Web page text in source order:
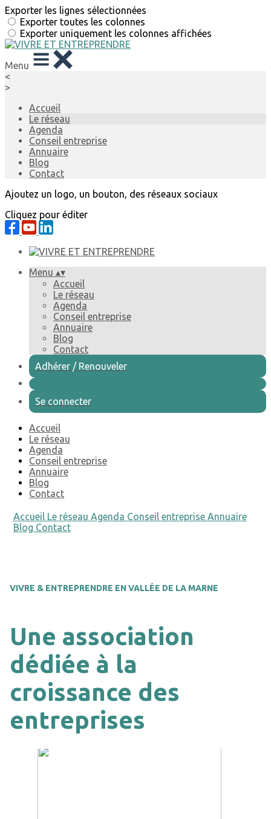
Exporter les lignes sélectionnées
Exporter toutes les colonnes
Exporter uniquement les colonnes affichées
Menu
<
>
Accueil
Le réseau
Agenda
Conseil entreprise
Annuaire
Blog
Contact
Ajoutez un logo, un bouton, des réseaux sociaux
Cliquez pour éditer
Menu ▴▾
Accueil
Le réseau
Agenda
Conseil entreprise
Annuaire
Blog
Contact
Adhérer / Renouveler
Se connecter
Accueil
Le réseau
Agenda
Conseil entreprise
Annuaire
Blog
Contact
Accueil Le réseau Agenda Conseil entreprise Annuaire
Blog Contact
VIVRE & ENTREPRENDRE EN VALLÉE DE LA MARNE
Une association
dédiée à la
croissance des
entreprises